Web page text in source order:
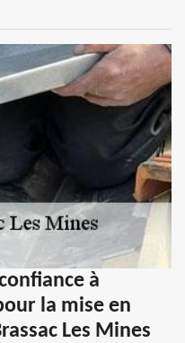
à
la mise en
Les Mines